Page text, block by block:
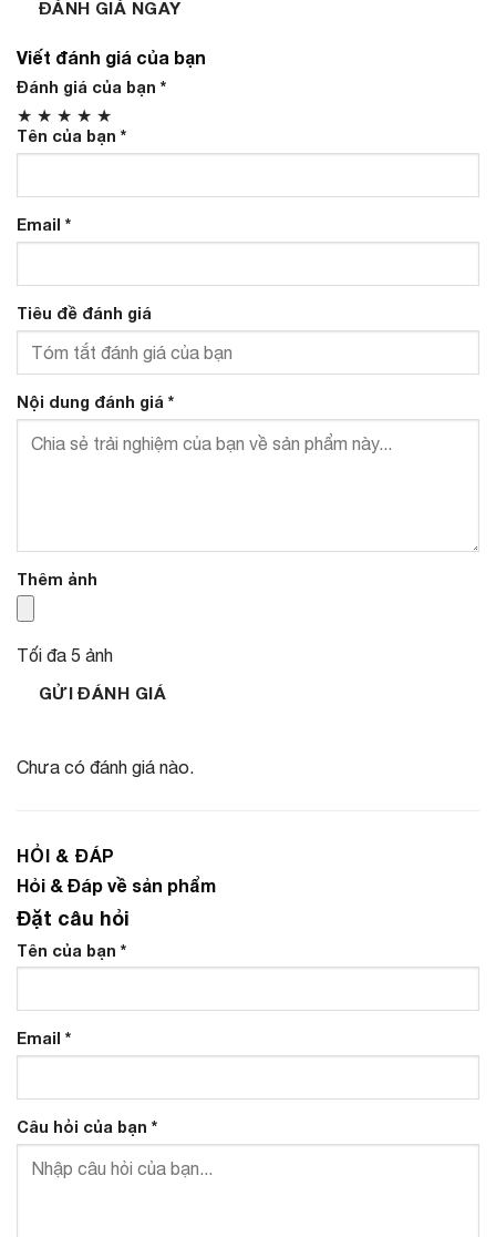
ĐÁNH GIÁ NGAY
Viết đánh giá của bạn
Đánh giá của bạn *
★ ★ ★ ★ ★
Tên của bạn *
Email *
Tiêu đề đánh giá
Nội dung đánh giá *
Thêm ảnh
Tối đa 5 ảnh
GỬI ĐÁNH GIÁ
Chưa có đánh giá nào.
HỎI & ĐÁP
Hỏi & Đáp về sản phẩm
Đặt câu hỏi
Tên của bạn *
Email *
Câu hỏi của bạn *